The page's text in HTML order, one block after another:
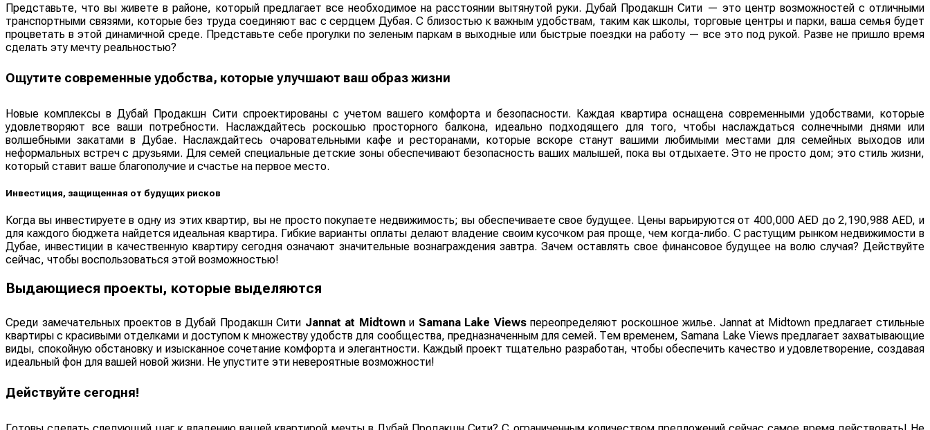
Представьте, что вы живете в районе, который предлагает все необходимое на расстоянии вытянутой руки. Дубай Продакшн Сити — это центр возможностей с отличными
транспортными связями, которые без труда соединяют вас с сердцем Дубая. С близостью к важным удобствам, таким как школы, торговые центры и парки, ваша семья будет
процветать в этой динамичной среде. Представьте себе прогулки по зеленым паркам в выходные или быстрые поездки на работу — все это под рукой. Разве не пришло время
сделать эту мечту реальностью?
Ощутите современные удобства, которые улучшают ваш образ жизни
Новые комплексы в Дубай Продакшн Сити спроектированы с учетом вашего комфорта и безопасности. Каждая квартира оснащена современными удобствами, которые
удовлетворяют все ваши потребности. Наслаждайтесь роскошью просторного балкона, идеально подходящего для того, чтобы наслаждаться солнечными днями или
волшебными закатами в Дубае. Наслаждайтесь очаровательными кафе и ресторанами, которые вскоре станут вашими любимыми местами для семейных выходов или
неформальных встреч с друзьями. Для семей специальные детские зоны обеспечивают безопасность ваших малышей, пока вы отдыхаете. Это не просто дом; это стиль жизни,
который ставит ваше благополучие и счастье на первое место.
Инвестиция, защищенная от будущих рисков
Когда вы инвестируете в одну из этих квартир, вы не просто покупаете недвижимость; вы обеспечиваете свое будущее. Цены варьируются от 400,000 AED до 2,190,988 AED, и
для каждого бюджета найдется идеальная квартира. Гибкие варианты оплаты делают владение своим кусочком рая проще, чем когда-либо. С растущим рынком недвижимости в
Дубае, инвестиции в качественную квартиру сегодня означают значительные вознаграждения завтра. Зачем оставлять свое финансовое будущее на волю случая? Действуйте
сейчас, чтобы воспользоваться этой возможностью!
Выдающиеся проекты, которые выделяются
Среди замечательных проектов в Дубай Продакшн Сити Jannat at Midtownи Samana Lake Viewsпереопределяют роскошное жилье. Jannat at Midtown предлагает стильные
квартиры с красивыми отделками и доступом к множеству удобств для сообщества, предназначенным для семей. Тем временем, Samana Lake Views предлагает захватывающие
виды, спокойную обстановку и изысканное сочетание комфорта и элегантности. Каждый проект тщательно разработан, чтобы обеспечить качество и удовлетворение, создавая
идеальный фон для вашей новой жизни. Не упустите эти невероятные возможности!
Действуйте сегодня!